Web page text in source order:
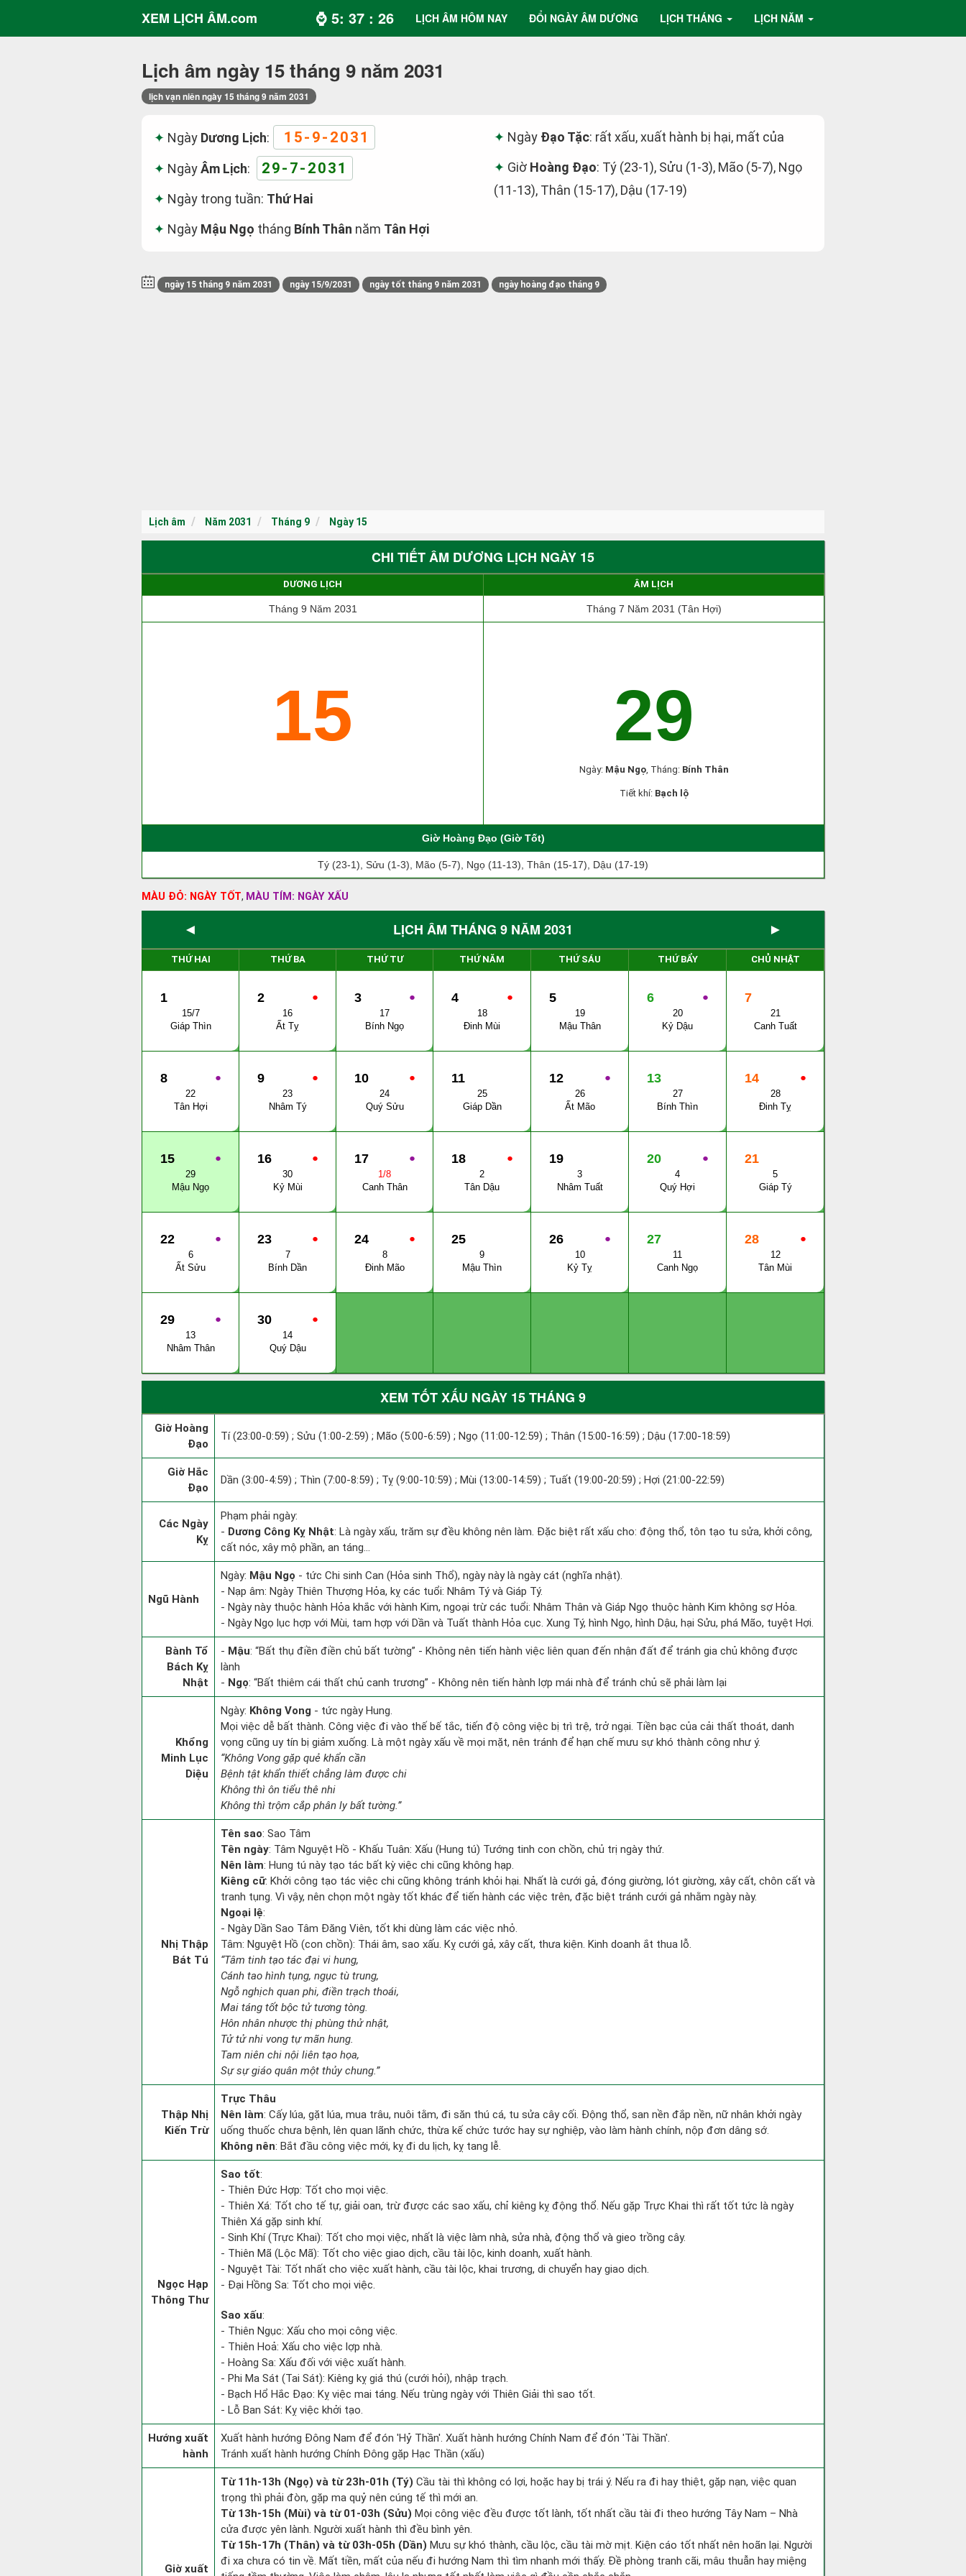
XEM LỊCH ÂM.com ⌚ 5: 37 : 26 LỊCH ÂM HÔM NAY ĐỔI NGÀY ÂM DƯƠNG LỊCH THÁNG LỊCH NĂM
Lịch âm ngày 15 tháng 9 năm 2031
lịch vạn niên ngày 15 tháng 9 năm 2031
Ngày Dương Lịch: 15-9-2031
NgàyÂm Lịch: 29-7-2031
Ngày trong tuần: Thứ Hai
Ngày Mậu Ngọ tháng Bính Thân năm Tân Hợi
Ngày Đạo Tặc: rất xấu, xuất hành bị hại, mất của
Giờ Hoàng Đạo: Tý (23-1), Sửu (1-3), Mão (5-7), Ngọ
(11-13), Thân (15-17), Dậu (17-19)
ngày 15 tháng 9 năm 2031 ngày 15/9/2031 ngày tốt tháng 9 năm 2031 ngày hoàng đạo tháng 9
Lịch âm Năm 2031 Tháng 9 Ngày 15
CHI TIẾT ÂM DƯƠNG LỊCH NGÀY 15
DƯƠNG LỊCH ÂM LỊCH
Tháng 9 Năm 2031 Tháng 7 Năm 2031 (Tân Hợi)
15 29
Ngày: Mậu Ngọ, Tháng: Bính Thân
Tiết khí: Bạch lộ
Giờ Hoàng Đạo (Giờ Tốt)
Tý (23-1), Sửu (1-3), Mão (5-7), Ngọ (11-13), Thân (15-17), Dậu (17-19)
MÀU ĐỎ: NGÀY TỐT, MÀU TÍM: NGÀY XẤU
◄ LỊCH ÂM THÁNG 9 NĂM 2031 ►
THỨ HAI THỨ BA THỨ TƯ THỨ NĂM THỨ SÁU THỨ BẨY CHỦ NHẬT
1
15/7
Giáp Thìn
●
2
16
Ất Tỵ
●
3
17
Bính Ngọ
●
4
18
Đinh Mùi
5
19
Mậu Thân
●
6
20
Kỷ Dậu
7
21
Canh Tuất
●
8
22
Tân Hợi
●
9
23
Nhâm Tý
●
10
24
Quý Sửu
11
25
Giáp Dần
●
12
26
Ất Mão
13
27
Bính Thìn
●
14
28
Đinh Tỵ
●
15
29
Mậu Ngọ
●
16
30
Kỷ Mùi
●
17
1/8
Canh Thân
●
18
2
Tân Dậu
19
3
Nhâm Tuất
●
20
4
Quý Hợi
21
5
Giáp Tý
●
22
6
Ất Sửu
●
23
7
Bính Dần
●
24
8
Đinh Mão
25
9
Mậu Thìn
●
26
10
Kỷ Tỵ
27
11
Canh Ngọ
●
28
12
Tân Mùi
●
29
13
Nhâm Thân
●
30
14
Quý Dậu
XEM TỐT XẤU NGÀY 15 THÁNG 9
Giờ Hoàng
Đạo
Tí (23:00-0:59) ; Sửu (1:00-2:59) ; Mão (5:00-6:59) ; Ngọ (11:00-12:59) ; Thân (15:00-16:59) ; Dậu (17:00-18:59)
Giờ Hắc
Đạo
Dần (3:00-4:59) ; Thìn (7:00-8:59) ; Tỵ (9:00-10:59) ; Mùi (13:00-14:59) ; Tuất (19:00-20:59) ; Hợi (21:00-22:59)
Các Ngày
Kỵ
Phạm phải ngày:
- Dương Công Kỵ Nhật: Là ngày xấu, trăm sự đều không nên làm. Đặc biệt rất xấu cho: động thổ, tôn tạo tu sửa, khởi công,
cất nóc, xây mộ phần, an táng...
Ngũ Hành
Ngày: Mậu Ngọ - tức Chi sinh Can (Hỏa sinh Thổ), ngày này là ngày cát (nghĩa nhật).
- Nạp âm: Ngày Thiên Thượng Hỏa, kỵ các tuổi: Nhâm Tý và Giáp Tý.
- Ngày này thuộc hành Hỏa khắc với hành Kim, ngoại trừ các tuổi: Nhâm Thân và Giáp Ngọ thuộc hành Kim không sợ Hỏa.
- Ngày Ngọ lục hợp với Mùi, tam hợp với Dần và Tuất thành Hỏa cục. Xung Tý, hình Ngọ, hình Dậu, hại Sửu, phá Mão, tuyệt Hợi.
Bành Tổ
Bách Kỵ
Nhật
- Mậu: “Bất thụ điền điền chủ bất tường” - Không nên tiến hành việc liên quan đến nhận đất để tránh gia chủ không được
lành
- Ngọ: “Bất thiêm cái thất chủ canh trương” - Không nên tiến hành lợp mái nhà để tránh chủ sẽ phải làm lại
Khổng
Minh Lục
Diệu
Ngày: Không Vong - tức ngày Hung.
Mọi việc dễ bất thành. Công việc đi vào thế bế tắc, tiến độ công việc bị trì trệ, trở ngại. Tiền bạc của cải thất thoát, danh
vọng cũng uy tín bị giảm xuống. Là một ngày xấu về mọi mặt, nên tránh để hạn chế mưu sự khó thành công như ý.
“Không Vong gặp quẻ khẩn cần
Bệnh tật khẩn thiết chẳng làm được chi
Không thì ôn tiểu thê nhi
Không thì trộm cắp phân ly bất tường.”
Nhị Thập
Bát Tú
Tên sao: Sao Tâm
Tên ngày: Tâm Nguyệt Hồ - Khấu Tuân: Xấu (Hung tú) Tướng tinh con chồn, chủ trị ngày thứ.
Nên làm: Hung tú này tạo tác bất kỳ việc chi cũng không hạp.
Kiêng cữ: Khởi công tạo tác việc chi cũng không tránh khỏi hại. Nhất là cưới gả, đóng giường, lót giường, xây cất, chôn cất và
tranh tụng. Vì vậy, nên chọn một ngày tốt khác để tiến hành các việc trên, đặc biệt tránh cưới gả nhằm ngày này.
Ngoại lệ:
- Ngày Dần Sao Tâm Đăng Viên, tốt khi dùng làm các việc nhỏ.
Tâm: Nguyệt Hồ (con chồn): Thái âm, sao xấu. Kỵ cưới gả, xây cất, thưa kiện. Kinh doanh ắt thua lỗ.
“Tâm tinh tạo tác đại vi hung,
Cánh tao hình tụng, ngục tù trung,
Ngỗ nghịch quan phi, điền trạch thoái,
Mai táng tốt bộc tử tương tòng.
Hôn nhân nhược thị phùng thử nhật,
Tử tử nhi vong tự mãn hung.
Tam niên chi nội liên tạo họa,
Sự sự giáo quân một thủy chung.”
Thập Nhị
Kiến Trừ
Trực Thâu
Nên làm: Cấy lúa, gặt lúa, mua trâu, nuôi tằm, đi săn thú cá, tu sửa cây cối. Động thổ, san nền đắp nền, nữ nhân khởi ngày
uống thuốc chưa bệnh, lên quan lãnh chức, thừa kế chức tước hay sự nghiệp, vào làm hành chính, nộp đơn dâng sớ.
Không nên: Bắt đầu công việc mới, kỵ đi du lịch, kỵ tang lễ.
Ngọc Hạp
Thông Thư
Sao tốt:
- Thiên Đức Hợp: Tốt cho mọi việc.
- Thiên Xá: Tốt cho tế tự, giải oan, trừ được các sao xấu, chỉ kiêng kỵ động thổ. Nếu gặp Trực Khai thì rất tốt tức là ngày
Thiên Xá gặp sinh khí.
- Sinh Khí (Trực Khai): Tốt cho mọi việc, nhất là việc làm nhà, sửa nhà, động thổ và gieo trồng cây.
- Thiên Mã (Lộc Mã): Tốt cho việc giao dịch, cầu tài lộc, kinh doanh, xuất hành.
- Nguyệt Tài: Tốt nhất cho việc xuất hành, cầu tài lộc, khai trương, di chuyển hay giao dịch.
- Đại Hồng Sa: Tốt cho mọi việc.
Sao xấu:
- Thiên Ngục: Xấu cho mọi công việc.
- Thiên Hoả: Xấu cho việc lợp nhà.
- Hoàng Sa: Xấu đối với việc xuất hành.
- Phi Ma Sát (Tai Sát): Kiêng kỵ giá thú (cưới hỏi), nhập trạch.
- Bạch Hổ Hắc Đạo: Kỵ việc mai táng. Nếu trùng ngày với Thiên Giải thì sao tốt.
- Lỗ Ban Sát: Kỵ việc khởi tạo.
Hướng xuất
hành
Xuất hành hướng Đông Nam để đón 'Hỷ Thần'. Xuất hành hướng Chính Nam để đón 'Tài Thần'.
Tránh xuất hành hướng Chính Đông gặp Hạc Thần (xấu)
Giờ xuất
Từ 11h-13h (Ngọ) và từ 23h-01h (Tý) Cầu tài thì không có lợi, hoặc hay bị trái ý. Nếu ra đi hay thiệt, gặp nạn, việc quan
trọng thì phải đòn, gặp ma quỷ nên cúng tế thì mới an.
Từ 13h-15h (Mùi) và từ 01-03h (Sửu) Mọi công việc đều được tốt lành, tốt nhất cầu tài đi theo hướng Tây Nam – Nhà
cửa được yên lành. Người xuất hành thì đều bình yên.
Từ 15h-17h (Thân) và từ 03h-05h (Dần) Mưu sự khó thành, cầu lộc, cầu tài mờ mịt. Kiện cáo tốt nhất nên hoãn lại. Người
đi xa chưa có tin về. Mất tiền, mất của nếu đi hướng Nam thì tìm nhanh mới thấy. Đề phòng tranh cãi, mâu thuẫn hay miệng